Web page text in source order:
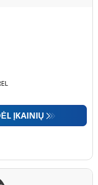
ĮKAINIŲ